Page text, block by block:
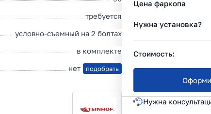
требуется
условно-съемный на 2 болтах
в комплекте
нет подобрать
Цена фаркопа
Нужна установка?
Стоимость:
Нужна